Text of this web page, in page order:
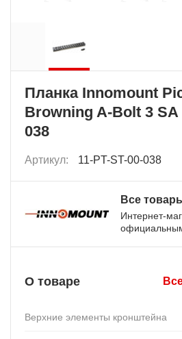
Планка Innomount
Browning A-Bolt 3 SA
038
Артикул: 11-PT-ST-00-038
Все
Интернет-
О товаре
Верхние элементы кронштейна